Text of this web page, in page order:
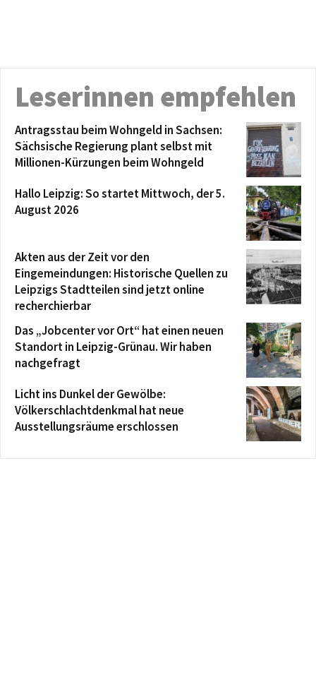
Leserinnen empfehlen
Antragsstau beim Wohngeld in Sachsen:
Sächsische Regierung plant selbst mit
Millionen-Kürzungen beim Wohngeld
Hallo Leipzig: So startet Mittwoch, der 5.
August 2026
Akten aus der Zeit vor den
Eingemeindungen: Historische Quellen zu
Leipzigs Stadtteilen sind jetzt online
recherchierbar
Das „Jobcenter vor Ort“ hat einen neuen
Standort in Leipzig-Grünau. Wir haben
nachgefragt
Licht ins Dunkel der Gewölbe:
Völkerschlachtdenkmal hat neue
Ausstellungsräume erschlossen